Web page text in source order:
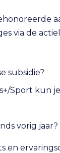
via de
subsidie?
Sport kun
vorig jaar?
en